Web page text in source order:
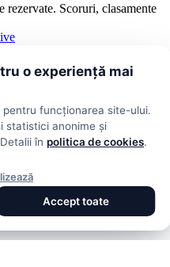
rezervate. Scoruri, clasamente
o experiență mai
pentru funcționarea site-ului.
statistici anonime și
în politica de cookies.
Accept toate